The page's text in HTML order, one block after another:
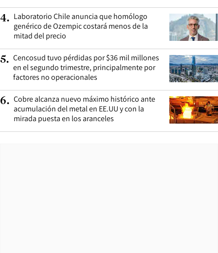
4. Laboratorio Chile anuncia que homólogo
genérico de Ozempic costará menos de la
mitad del precio
5. Cencosud tuvo pérdidas por $36 mil millones
en el segundo trimestre, principalmente por
factores no operacionales
6. Cobre alcanza nuevo máximo histórico ante
acumulación del metal en EE.UU y con la
mirada puesta en los aranceles